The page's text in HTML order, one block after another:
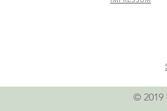
© 2019